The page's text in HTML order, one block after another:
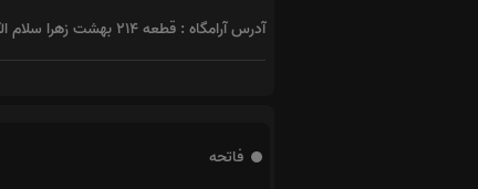
آدرس آرامگاه : قطعه ۲۱۴ بهشت زهرا سلام الله علیها
فاتحه